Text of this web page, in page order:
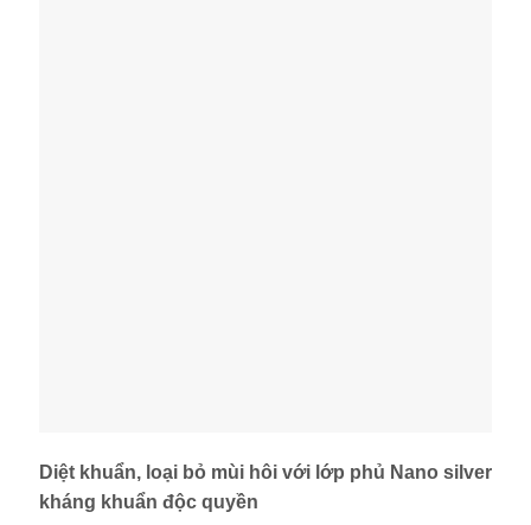
Diệt khuẩn, loại bỏ mùi hôi với lớp phủ Nano silver
kháng khuẩn độc quyền